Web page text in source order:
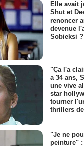
Elle avait
Shut et
renoncer
devenue
Sobieksi ?
"Ça l'a
a 34 ans,
une vive
star
tourner
thrillers
"Je ne
peinture" :